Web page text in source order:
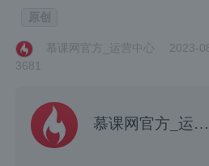
原创
慕课网官方_运营中心 2023-
3681
慕课网官方_运营中心